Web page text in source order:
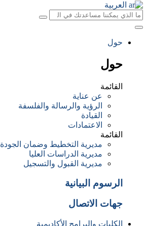
العربية
حول
حول
القائمة
عن عناية
الرؤية والرسالة والفلسفة
القيادة
الاعتمادات
القائمة
مديرية التخطيط وضمان الجودة
مديرية الدراسات العليا
مديرية القبول والتسجيل
الرسوم البيانية
جهات الاتصال
الكليات والبرامج الأكاديمية